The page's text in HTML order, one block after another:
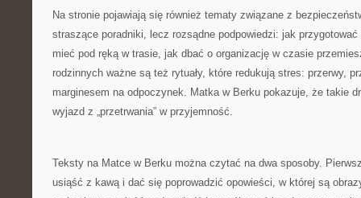
Na stronie pojawiają się również tematy związane z
straszące poradniki, lecz rozsądne podpowiedzi: jak
mieć pod ręką w trasie, jak dbać o organizację w czasie
rodzinnych ważne są też rytuały, które redukują stres: przerwy,
marginesem na odpoczynek. Matka w Berku pokazuje, że takie
wyjazd z „przetrwania” w przyjemność.
Teksty na Matce w Berku można czytać na dwa sposoby.
usiąść z kawą i dać się poprowadzić opowieści, w której są